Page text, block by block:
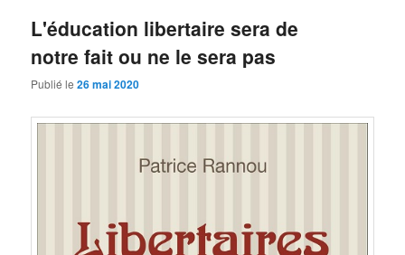
L'éducation libertaire sera de
notre fait ou ne le sera pas
Publié le26 mai 2020